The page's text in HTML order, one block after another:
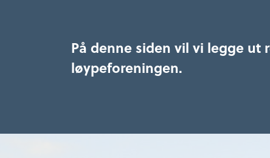
På denne siden vil vi legge
løypeforeningen.